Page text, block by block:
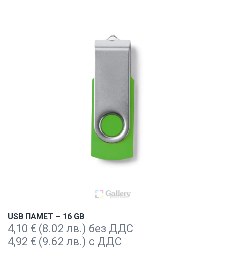
USB ПАМЕТ – 16 GB
4,10 € (8.02 лв.) без ДДС
4,92 € (9.62 лв.) с ДДС